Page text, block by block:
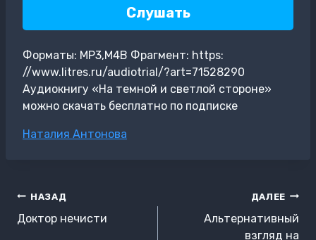
Слушать
Форматы: MP3,M4B Фрагмент: https:
//www.litres.ru/audiotrial/?art=71528290
Аудиокнигу «На темной и светлой стороне»
можно скачать бесплатно по подписке
Метки
Наталия Антонова
Навигация
по
НАЗАД
Доктор нечисти
ДАЛЕЕ
Альтернативный
взгляд на